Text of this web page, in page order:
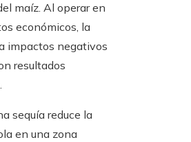
maíz. Al operar en
económicos, la
impactos negativos
resultados
sequía reduce la
en una zona